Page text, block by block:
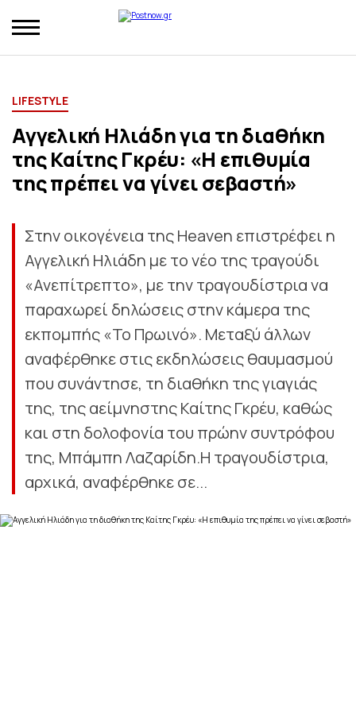
LIFESTYLE
Αγγελική Ηλιάδη για τη διαθήκη
της Καίτης Γκρέυ: «Η επιθυμία
της πρέπει να γίνει σεβαστή»
Στην οικογένεια της Heaven επιστρέφει η
Αγγελική Ηλιάδη με το νέο της τραγούδι
«Ανεπίτρεπτο», με την τραγουδίστρια να
παραχωρεί δηλώσεις στην κάμερα της
εκπομπής «Το Πρωινό». Μεταξύ άλλων
αναφέρθηκε στις εκδηλώσεις θαυμασμού
που συνάντησε, τη διαθήκη της γιαγιάς
της, της αείμνηστης Καίτης Γκρέυ, καθώς
και στη δολοφονία του πρώην συντρόφου
της, Μπάμπη Λαζαρίδη.Η τραγουδίστρια,
αρχικά, αναφέρθηκε σε...